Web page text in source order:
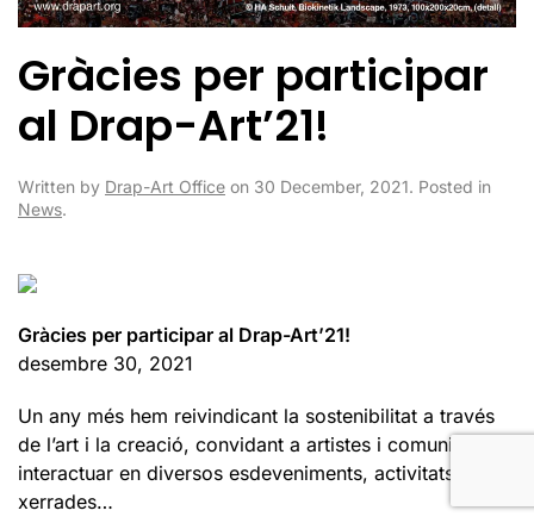
Gràcies per participar
al Drap-Art’21!
Written by Drap-Art Office on 30 December, 2021. Posted in
News.
Gràcies per participar al Drap-Art’21!
desembre 30, 2021
Un any més hem reivindicant la sostenibilitat a través
de l’art i la creació, convidant a artistes i comunitats a
interactuar en diversos esdeveniments, activitats,
xerrades…